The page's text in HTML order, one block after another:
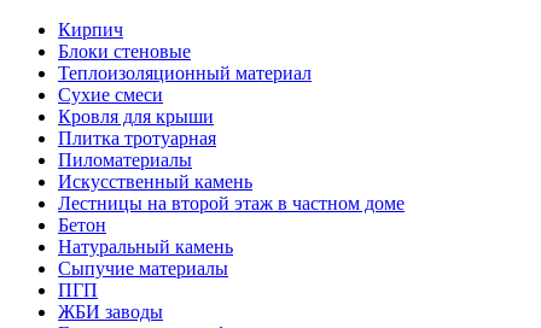
Кирпич
Блоки стеновые
Теплоизоляционный материал
Сухие смеси
Кровля для крыши
Плитка тротуарная
Пиломатериалы
Искусственный камень
Лестницы на второй этаж в частном доме
Бетон
Натуральный камень
Сыпучие материалы
ПГП
ЖБИ заводы